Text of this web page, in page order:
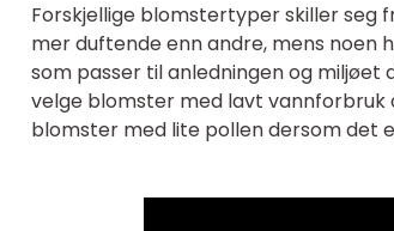
Forskjellige blomstertyper skiller
mer duftende enn andre, mens noen
som passer til anledningen og
velge blomster med lavt vannforbruk
blomster med lite pollen dersom det